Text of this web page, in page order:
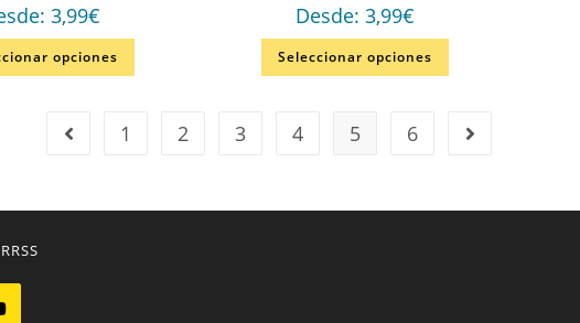
3,99€
opciones
Desde: 3,99€
Seleccionar opciones
1 2 3 4 5 6